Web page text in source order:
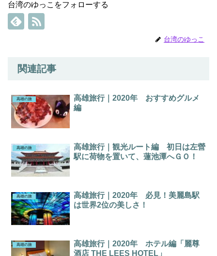
台湾のゆっこをフォローする
台湾のゆっこ
関連記事
高雄の旅
高雄旅行｜2020年 おすすめグルメ
編
高雄の旅
高雄旅行｜観光ルート編 初日は左營
駅に荷物を置いて、蓮池潭へＧＯ！
高雄の旅
高雄旅行｜2020年 必見！美麗島駅
は世界2位の美しさ！
高雄の旅
高雄旅行｜2020年 ホテル編「麗尊
酒店 THE LEES HOTEL」